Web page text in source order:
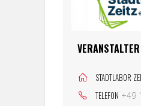
VERANSTALTER
STADTLABOR
TELEFON +49